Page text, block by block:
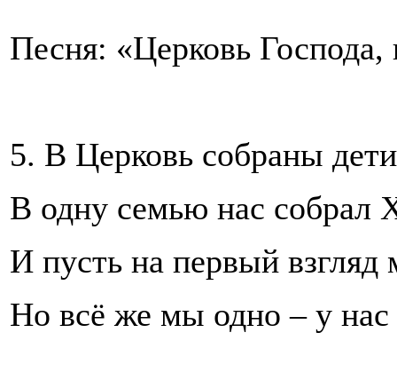
Песня: «Церковь Господа,
5. В Церковь собраны
В одну семью нас собрал
И пусть на первый
Но всё же мы одно – у